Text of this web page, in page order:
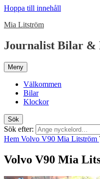
Hoppa till innehåll
Mia Litström
Journalist Bilar &
Meny
Välkommen
Bilar
Klockor
Sök
Sök efter:
Hem Volvo V90 Mia Litström
Volvo V90 Mia